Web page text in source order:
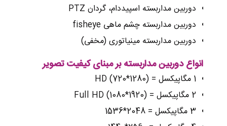
دوربین مداربسته اسپیددام، گردان PTZ
دوربین مداربسته چشم ماهی fisheye
دوربین مداربسته مینیاتوری (مخفی)
انواع دوربین مداربسته بر مبنای کیفیت تصویر
1 مگاپیکسل = (1280*720) HD
2 مگاپیکسل = (1920*1080) Full HD
3 مگاپیکسل = 2048*1536